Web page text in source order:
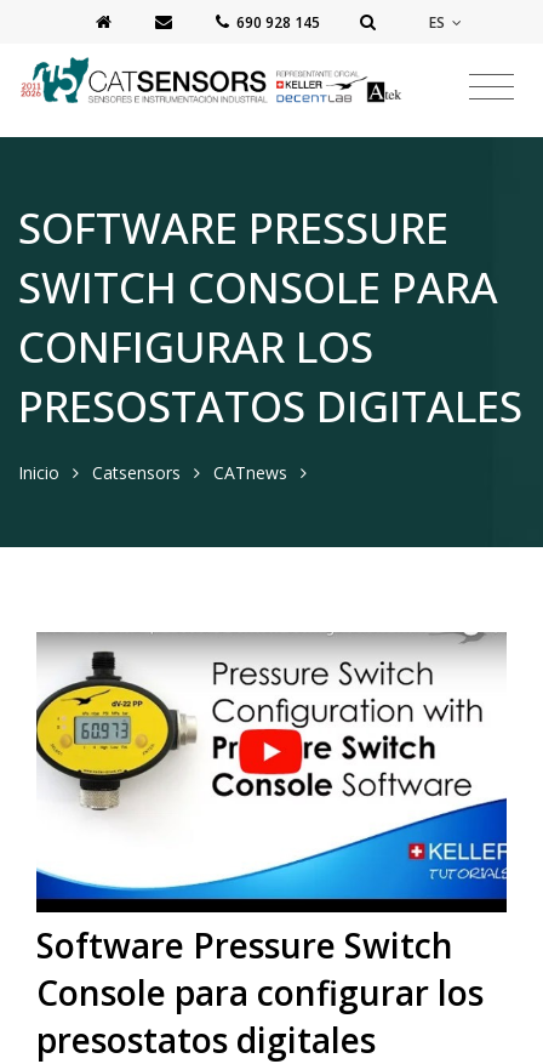
‭690 928 145‬ ES
SOFTWARE PRESSURE
SWITCH CONSOLE PARA
CONFIGURAR LOS
PRESOSTATOS DIGITALES
Inicio Catsensors CATnews
Software Pressure Switch
Console para configurar los
presostatos digitales